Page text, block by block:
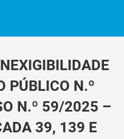
PÚBLICO N.º
N.º 59/2025 –
39, 139 E